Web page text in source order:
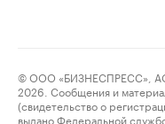
© ООО «БИЗНЕСПРЕСС»,
2026. Сообщения и
(свидетельство о
выдано Федеральной